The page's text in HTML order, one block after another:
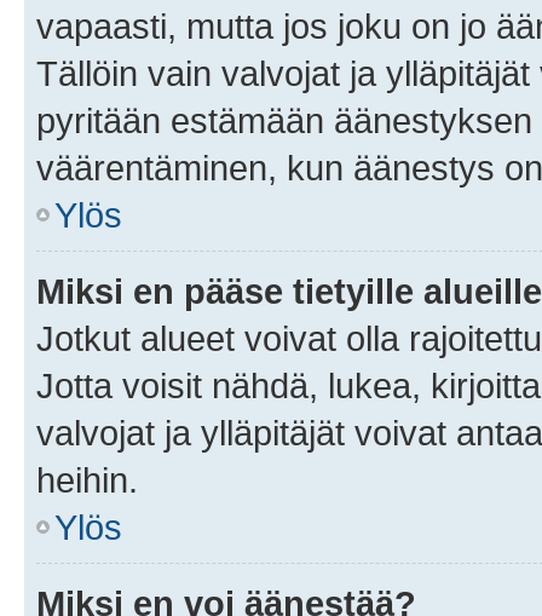
vapaasti, mutta jos joku on jo
Tällöin vain valvojat ja
pyritään estämään
väärentäminen, kun äänestys
Ylös
Miksi en pääse tietyille
Jotkut alueet voivat olla
Jotta voisit nähdä, lukea,
valvojat ja ylläpitäjät voivat
heihin.
Ylös
Miksi en voi äänestää?